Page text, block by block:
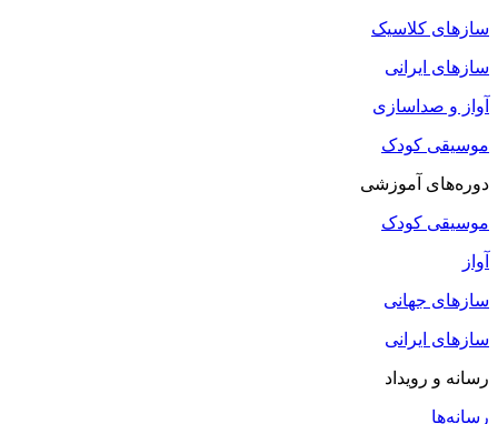
سازهای کلاسیک
سازهای ایرانی
آواز و صداسازی
موسیقی کودک
دوره‌های آموزشی
موسیقی کودک
آواز
سازهای جهانی
سازهای ایرانی
رسانه و رویداد
رسانه‌ها